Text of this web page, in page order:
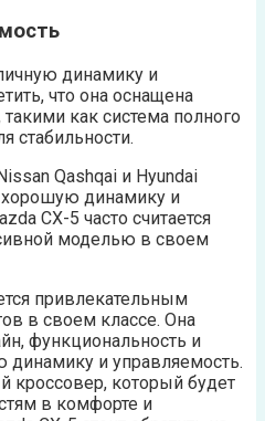
динамику и
что она оснащена
как система полного
стабильности.
Qashqai и Hyundai
хорошую динамику и
CX-5 часто считается
моделью в своем
привлекательным
в своем классе. Она
функциональность и
динамику и управляемость.
кроссовер, который будет
в комфорте и